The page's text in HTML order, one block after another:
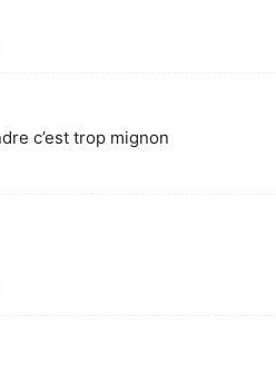
c’est trop mignon